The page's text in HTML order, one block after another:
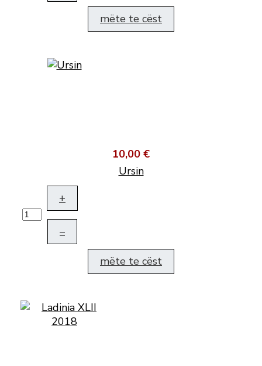
mëte te cëst
10,00 €
Ursin
+
–
mëte te cëst